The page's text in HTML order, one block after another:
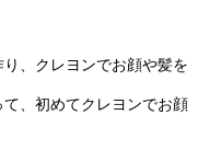
、クレヨンでお顔や髪を
、初めてクレヨンでお顔